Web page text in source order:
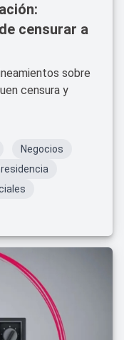
censurar a
sobre
censura y
Negocios